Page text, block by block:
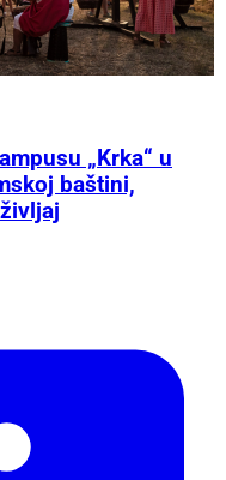
„Krka“ u
baštini,